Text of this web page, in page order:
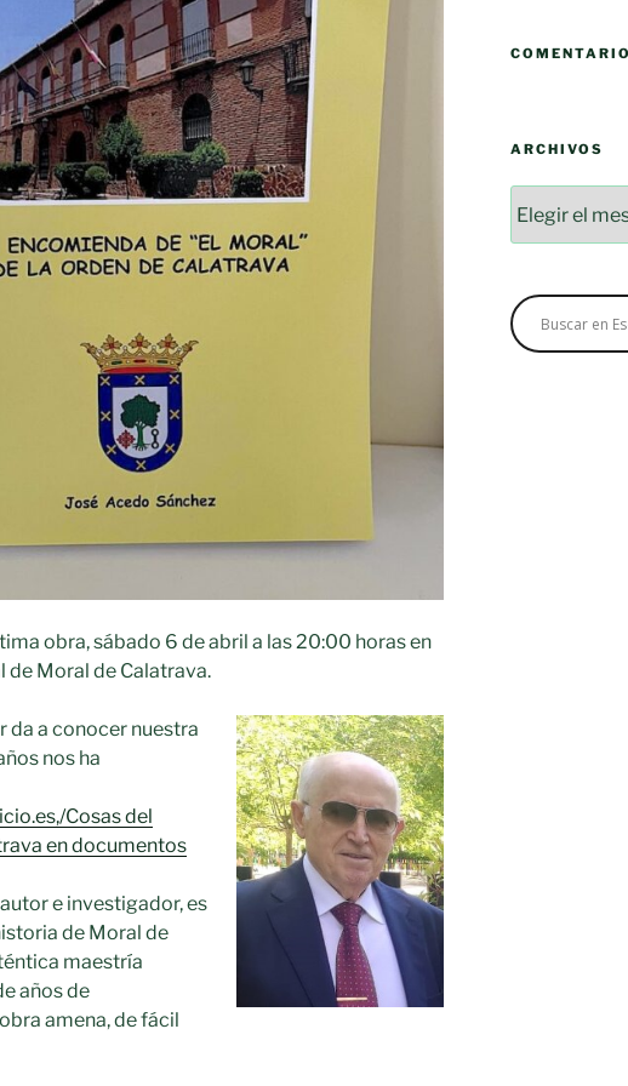
obra, sábado 6 de abril a las 20:00 horas en
Moral de Calatrava.
da a conocer nuestra
nos ha
Cosas del
en documentos
e investigador, es
de Moral de
maestría
años de
amena, de fácil
ARCHIVOS